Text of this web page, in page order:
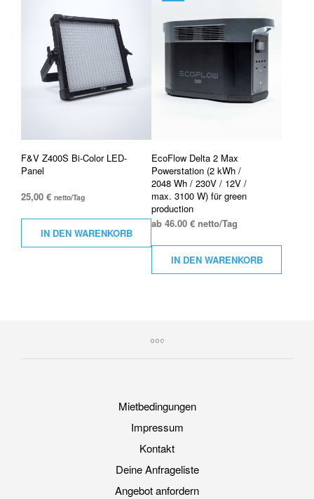
F&V Z400S Bi-Color LED-
Panel
25,00 € netto/Tag
IN DEN WARENKORB
EcoFlow Delta 2 Max
Powerstation (2 kWh /
2048 Wh / 230V / 12V /
max. 3100 W) für green
production
ab 46.00 € netto/Tag
IN DEN WARENKORB
Mietbedingungen
Impressum
Kontakt
Deine Anfrageliste
Angebot anfordern